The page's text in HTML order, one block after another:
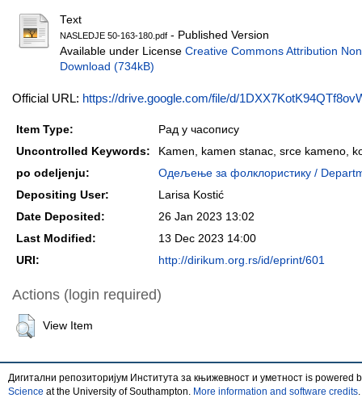
Text
NASLEDJE 50-163-180.pdf - Published Version
Available under License Creative Commons Attribution
Download (734kB)
Official URL: https://drive.google.com/file/d/
Item Type:
Рад у часопису
Uncontrolled Keywords:
Kamen, kamen stanac, srce kameno,
po odeljenju:
Одељење за фолклористику /
Depositing User:
Larisa Kostić
Date Deposited:
26 Jan 2023 13:02
Last Modified:
13 Dec 2023 14:00
URI:
http://dirikum.org.rs/id/eprint/601
Actions (login required)
View Item
Дигитални репозиторијум Института за књижевност и уметност is powered
Science at the University of Southampton. More information and software credits.